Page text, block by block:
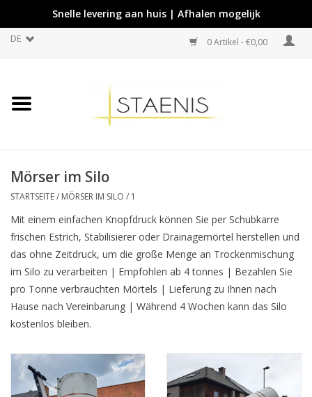
Snelle levering aan huis | Afhalen mogelijk
DE 0 Artikel - €0,00
Mörser im Silo
STARTSEITE/ MÖRSER IM SILO / 1
Mit einem einfachen Knopfdruck können Sie per Schubkarre
frischen Estrich, Stabilisierer oder Drainagemörtel herstellen und
das ohne Zeitdruck, um die große Menge an Trockenmischung
im Silo zu verarbeiten | Empfohlen ab 4 tonnes | Bezahlen Sie
pro Tonne verbrauchten Mörtels | Lieferung zu Ihnen nach
Hause nach Vereinbarung | Während 4 Wochen kann das Silo
kostenlos bleiben.